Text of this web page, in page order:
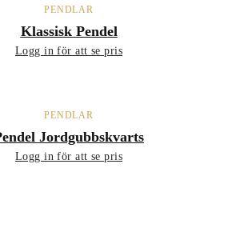
PENDLAR
Klassisk Pendel
Logg in för att se pris
PENDLAR
Jordgubbskvarts
Logg in för att se pris